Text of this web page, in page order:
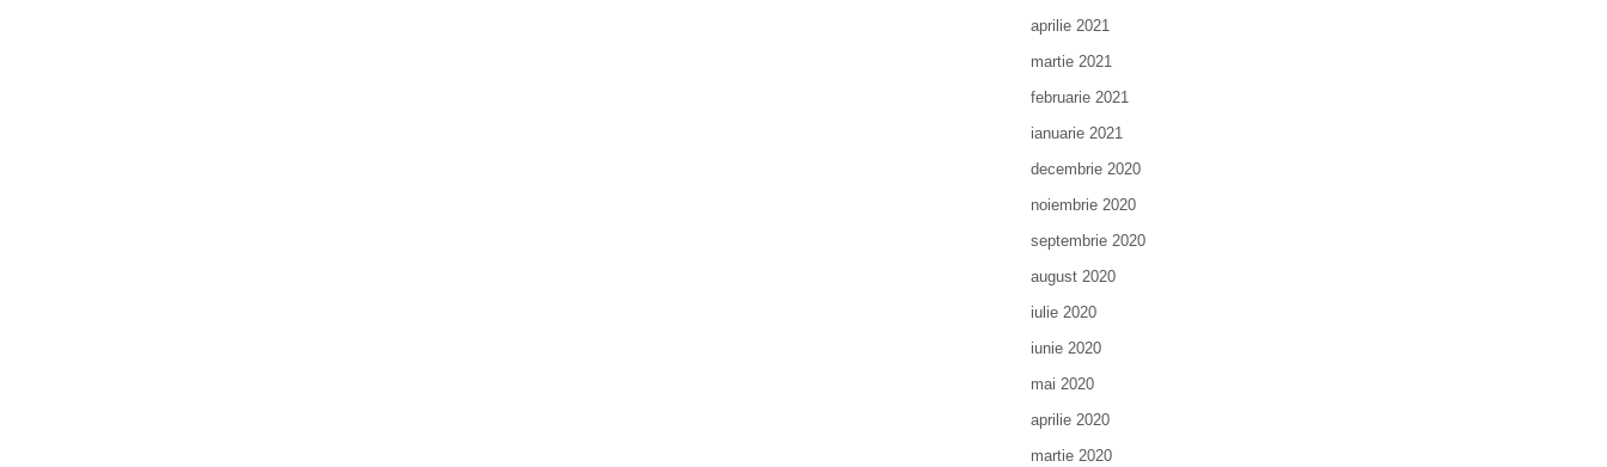
aprilie 2021
martie 2021
februarie 2021
ianuarie 2021
decembrie 2020
noiembrie 2020
septembrie 2020
august 2020
iulie 2020
iunie 2020
mai 2020
aprilie 2020
martie 2020